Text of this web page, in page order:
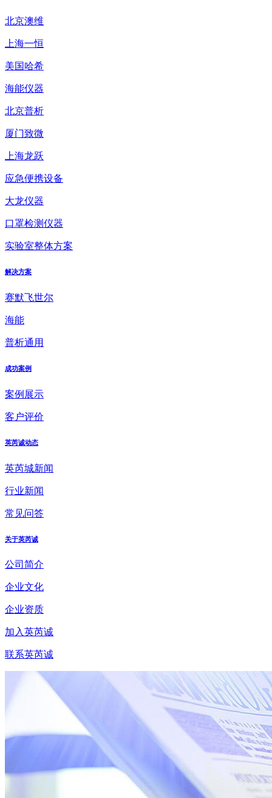
北京澳维
上海一恒
美国哈希
海能仪器
北京普析
厦门致微
上海龙跃
应急便携设备
大龙仪器
口罩检测仪器
实验室整体方案
解决方案
赛默飞世尔
海能
普析通用
成功案例
案例展示
客户评价
英芮诚动态
英芮城新闻
行业新闻
常见问答
关于英芮诚
公司简介
企业文化
企业资质
加入英芮诚
联系英芮诚